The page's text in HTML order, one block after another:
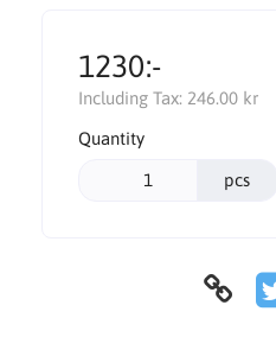
1230:-
Including Tax: 246.00 kr
Quantity
pcs